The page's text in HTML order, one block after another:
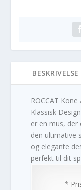
BESKRIVELSE
ROCCAT
Klassisk
er en mus, der
den ultimative
og elegante
perfekt til dit
*